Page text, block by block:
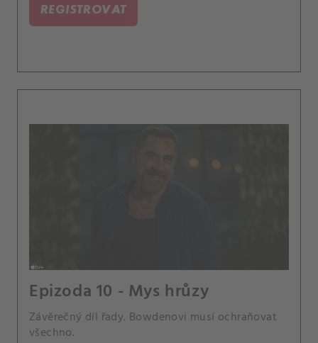
REGISTROVAT
Epizoda 10 - Mys hrůzy
Závěrečný díl řady. Bowdenovi musí ochraňovat
všechno.